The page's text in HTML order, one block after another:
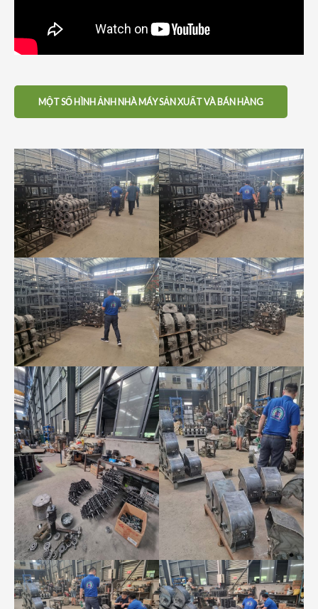
MỘT SỐ HÌNH ẢNH NHÀ MÁY SẢN XUẤT VÀ BÁN HÀNG